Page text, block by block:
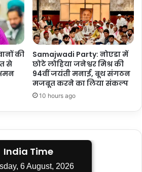
की
से
Samajwadi Party: नोएडा में
छोटे लोहिया जनेश्वर मिश्र की
94वीं जयंती मनाई, बूथ संगठन
मजबूत करने का लिया संकल्प
10 hours ago
India Time
6 August, 2026